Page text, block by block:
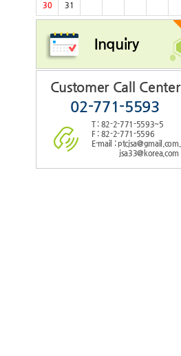
30 31
Inquiry
Customer Call Center
02-771-5593
T : 82-2-771-5593~5
F : 82-2-771-5596
E-mail : ptcjsa@gmail.com,
jsa33@korea.com